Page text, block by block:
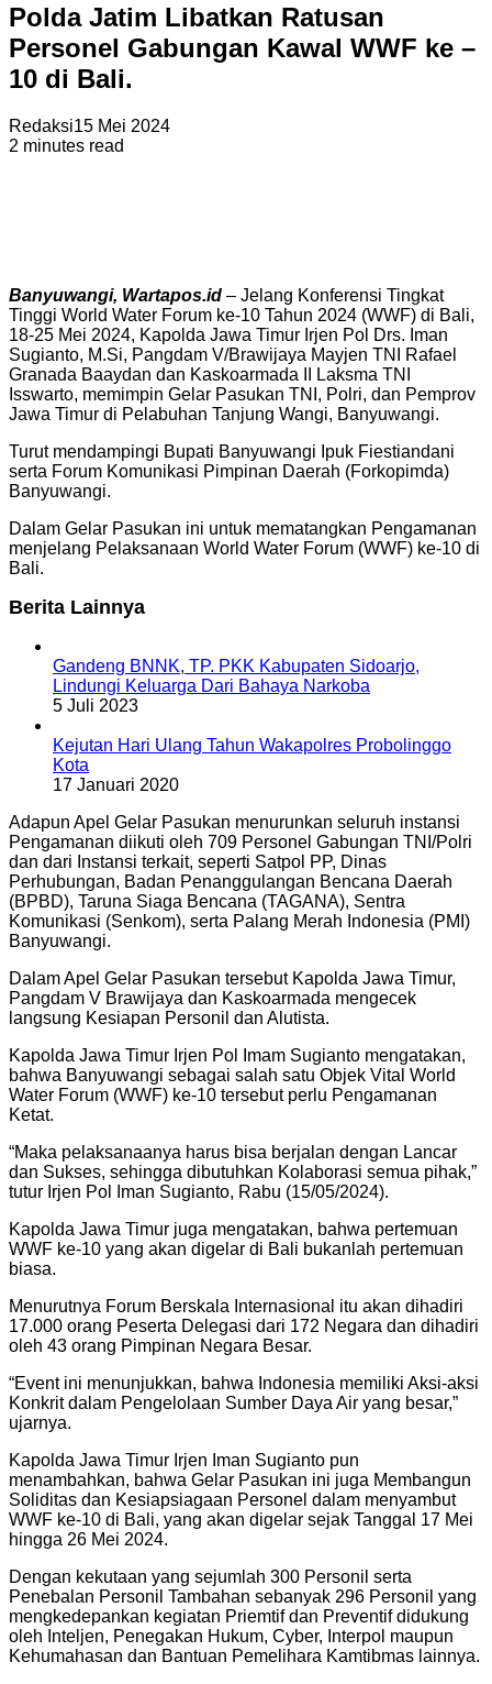
Polda Jatim Libatkan Ratusan
Personel Gabungan Kawal WWF ke –
10 di Bali.
Redaksi15 Mei 2024
2 minutes read
Banyuwangi, Wartapos.id – Jelang Konferensi Tingkat
Tinggi World Water Forum ke-10 Tahun 2024 (WWF) di Bali,
18-25 Mei 2024, Kapolda Jawa Timur Irjen Pol Drs. Iman
Sugianto, M.Si, Pangdam V/Brawijaya Mayjen TNI Rafael
Granada Baaydan dan Kaskoarmada II Laksma TNI
Isswarto, memimpin Gelar Pasukan TNI, Polri, dan Pemprov
Jawa Timur di Pelabuhan Tanjung Wangi, Banyuwangi.
Turut mendampingi Bupati Banyuwangi Ipuk Fiestiandani
serta Forum Komunikasi Pimpinan Daerah (Forkopimda)
Banyuwangi.
Dalam Gelar Pasukan ini untuk mematangkan Pengamanan
menjelang Pelaksanaan World Water Forum (WWF) ke-10 di
Bali.
Berita Lainnya
Gandeng BNNK, TP. PKK Kabupaten Sidoarjo,
Lindungi Keluarga Dari Bahaya Narkoba
5 Juli 2023
Kejutan Hari Ulang Tahun Wakapolres Probolinggo
Kota
17 Januari 2020
Adapun Apel Gelar Pasukan menurunkan seluruh instansi
Pengamanan diikuti oleh 709 Personel Gabungan TNI/Polri
dan dari Instansi terkait, seperti Satpol PP, Dinas
Perhubungan, Badan Penanggulangan Bencana Daerah
(BPBD), Taruna Siaga Bencana (TAGANA), Sentra
Komunikasi (Senkom), serta Palang Merah Indonesia (PMI)
Banyuwangi.
Dalam Apel Gelar Pasukan tersebut Kapolda Jawa Timur,
Pangdam V Brawijaya dan Kaskoarmada mengecek
langsung Kesiapan Personil dan Alutista.
Kapolda Jawa Timur Irjen Pol Imam Sugianto mengatakan,
bahwa Banyuwangi sebagai salah satu Objek Vital World
Water Forum (WWF) ke-10 tersebut perlu Pengamanan
Ketat.
“Maka pelaksanaanya harus bisa berjalan dengan Lancar
dan Sukses, sehingga dibutuhkan Kolaborasi semua pihak,”
tutur Irjen Pol Iman Sugianto, Rabu (15/05/2024).
Kapolda Jawa Timur juga mengatakan, bahwa pertemuan
WWF ke-10 yang akan digelar di Bali bukanlah pertemuan
biasa.
Menurutnya Forum Berskala Internasional itu akan dihadiri
17.000 orang Peserta Delegasi dari 172 Negara dan dihadiri
oleh 43 orang Pimpinan Negara Besar.
“Event ini menunjukkan, bahwa Indonesia memiliki Aksi-aksi
Konkrit dalam Pengelolaan Sumber Daya Air yang besar,”
ujarnya.
Kapolda Jawa Timur Irjen Iman Sugianto pun
menambahkan, bahwa Gelar Pasukan ini juga Membangun
Soliditas dan Kesiapsiagaan Personel dalam menyambut
WWF ke-10 di Bali, yang akan digelar sejak Tanggal 17 Mei
hingga 26 Mei 2024.
Dengan kekutaan yang sejumlah 300 Personil serta
Penebalan Personil Tambahan sebanyak 296 Personil yang
mengkedepankan kegiatan Priemtif dan Preventif didukung
oleh Inteljen, Penegakan Hukum, Cyber, Interpol maupun
Kehumahasan dan Bantuan Pemelihara Kamtibmas lainnya.